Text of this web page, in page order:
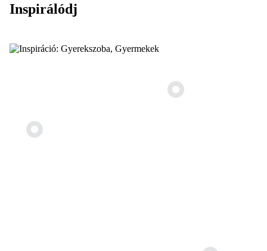
Inspirálódj